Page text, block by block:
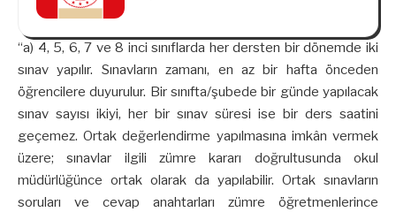
“a) 4, 5, 6, 7 ve 8 inci sınıflarda her dersten bir dönemde iki
sınav yapılır. Sınavların zamanı, en az bir hafta önceden
öğrencilere duyurulur. Bir sınıfta/şubede bir günde yapılacak
sınav sayısı ikiyi, her bir sınav süresi ise bir ders saatini
geçemez. Ortak değerlendirme yapılmasına imkân vermek
üzere; sınavlar ilgili zümre kararı doğrultusunda okul
müdürlüğünce ortak olarak da yapılabilir. Ortak sınavların
soruları ve cevap anahtarları zümre öğretmenlerince